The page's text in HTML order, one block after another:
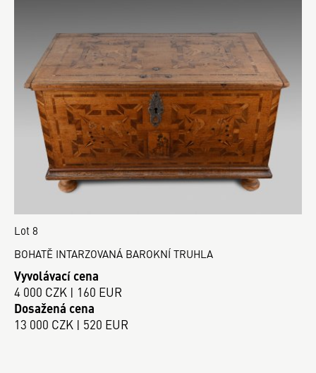
Lot 8
BOHATĚ INTARZOVANÁ BAROKNÍ TRUHLA
Vyvolávací cena
4 000 CZK | 160 EUR
Dosažená cena
13 000 CZK | 520 EUR